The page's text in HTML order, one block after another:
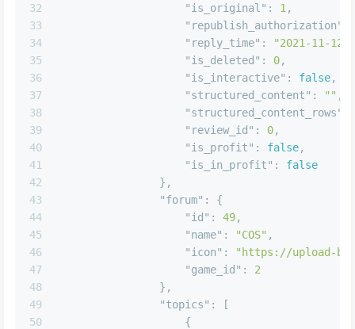
31
32
33
34
35
36
37
38
39
40
41
42
43
44
45
46
47
48
49
"max_floor": 2495
"is_original": 1,
"republish_authorization"
"reply_time" :
"2021-11-12
"is_deleted": 0,
"is_interactive": false ,
"structured_content"
: "",
"structured_content_rows"
"review_id" : 0,
"is_profit": false,
},
"forum":
"id": 49
,
"name" : "COS",
"icon" :
"https://upload-
},
"topics"